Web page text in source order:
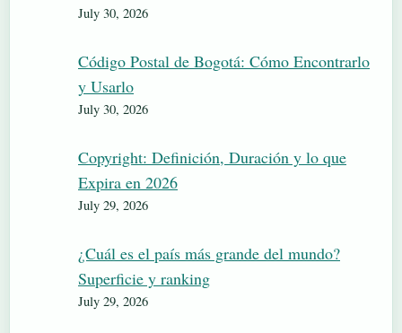
July 30, 2026
Código Postal de Bogotá: Cómo Encontrarlo
y Usarlo
July 30, 2026
Copyright: Definición, Duración y lo que
Expira en 2026
July 29, 2026
¿Cuál es el país más grande del mundo?
Superficie y ranking
July 29, 2026